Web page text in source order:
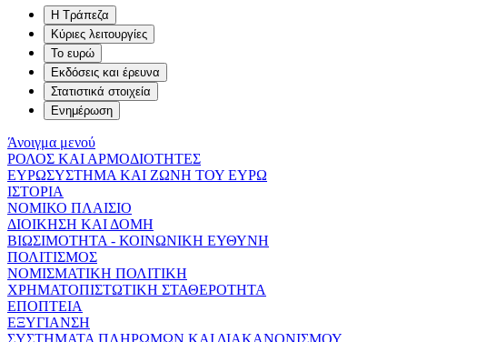
Η Τράπεζα
Κύριες λειτουργίες
Το ευρώ
Εκδόσεις και έρευνα
Στατιστικά στοιχεία
Ενημέρωση
Άνοιγμα μενού
ΡΟΛΟΣ ΚΑΙ ΑΡΜΟΔΙΟΤΗΤΕΣ
ΕΥΡΩΣΥΣΤΗΜΑ ΚΑΙ ΖΩΝΗ ΤΟΥ ΕΥΡΩ
ΙΣΤΟΡΙΑ
ΝΟΜΙΚΟ ΠΛΑΙΣΙΟ
ΔΙΟΙΚΗΣΗ ΚΑΙ ΔΟΜΗ
ΒΙΩΣΙΜΟΤΗΤΑ - ΚΟΙΝΩΝΙΚΗ ΕΥΘΥΝΗ
ΠΟΛΙΤΙΣΜΟΣ
ΝΟΜΙΣΜΑΤΙΚΗ ΠΟΛΙΤΙΚΗ
ΧΡΗΜΑΤΟΠΙΣΤΩΤΙΚΗ ΣΤΑΘΕΡΟΤΗΤΑ
ΕΠΟΠΤΕΙΑ
ΕΞΥΓΙΑΝΣΗ
ΣΥΣΤΗΜΑΤΑ ΠΛΗΡΩΜΩΝ ΚΑΙ ΔΙΑΚΑΝΟΝΙΣΜΟΥ